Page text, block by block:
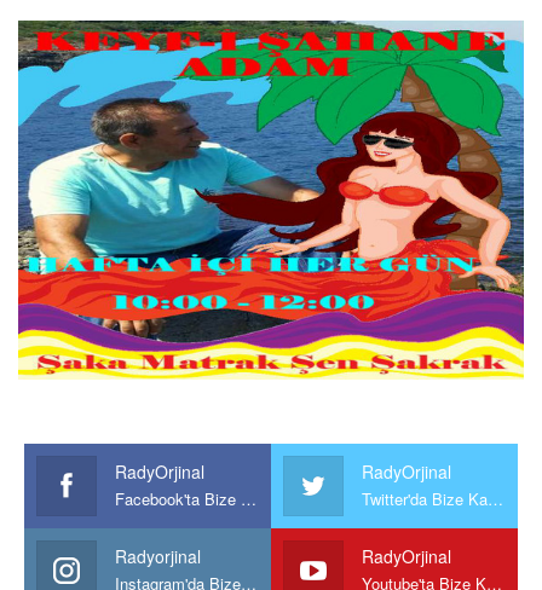
RadyOrjinal
Facebook'ta Bize Katılın
RadyOrjinal
Twitter'da Bize Katılın
Radyorjinal
Instagram'da Bize katılın
RadyOrjinal
Youtube'ta Bize Katılın